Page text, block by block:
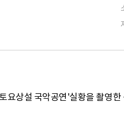
요상설 국악공연'실황을 촬영한